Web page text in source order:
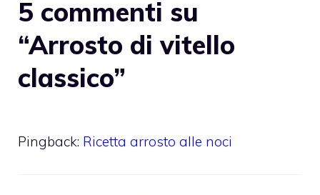
5 commenti su
“Arrosto di vitello
classico”
Pingback: Ricetta arrosto alle noci